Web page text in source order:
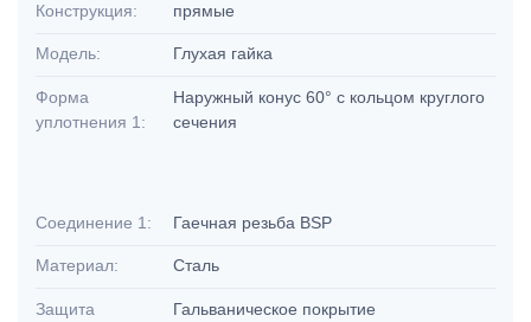
Конструкция: прямые
Модель: Глухая гайка
Форма
уплотнения 1:
Наружный конус 60° с кольцом круглого
сечения
Соединение 1: Гаечная резьба BSP
Материал: Сталь
Защита
Гальваническое покрытие